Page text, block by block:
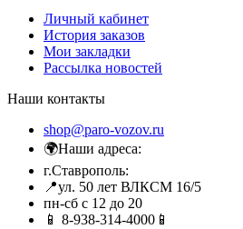
Личный кабинет
История заказов
Мои закладки
Рассылка новостей
Наши контакты
shop@paro-vozov.ru
🌍Наши адреса:
г.Ставрополь:
📍ул. 50 лет ВЛКСМ 16/5
пн-сб с 12 до 20
📱 8-938-314-4000📱